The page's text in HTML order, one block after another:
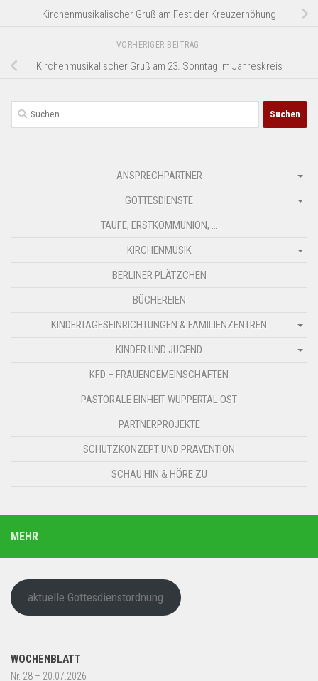
Kirchenmusikalischer Gruß am Fest der Kreuzerhöhung
VORHERIGER BEITRAG
Kirchenmusikalischer Gruß am 23. Sonntag im Jahreskreis
Suchen
nach:
ANSPRECHPARTNER
GOTTESDIENSTE
TAUFE, ERSTKOMMUNION, …
KIRCHENMUSIK
BERLINER PLÄTZCHEN
BÜCHEREIEN
KINDERTAGESEINRICHTUNGEN & FAMILIENZENTREN
KINDER UND JUGEND
KFD – FRAUENGEMEINSCHAFTEN
PASTORALE EINHEIT WUPPERTAL OST
PARTNERPROJEKTE
SCHUTZKONZEPT UND PRÄVENTION
SCHAU HIN & HÖRE ZU
MEHR
aktuelle Gottesdienstordnung
WOCHENBLATT
Nr. 28 – 20.07.2026